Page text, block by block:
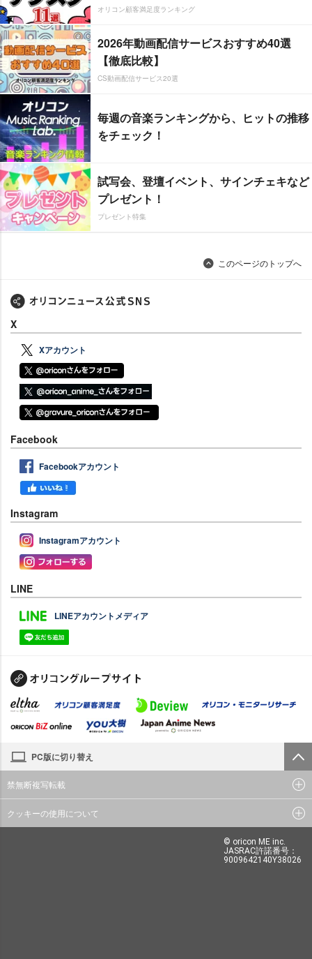
オリコン顧客満足度ランキング
2026年動画配信サービスおすすめ40選
【徹底比較】
CS動画配信サービス20選
毎週の音楽ランキングから、ヒットの推移
をチェック！
試写会、登壇イベント、サインチェキなど
プレゼント！
プレゼント特集
このページのトップへ
X
Xアカウント
Facebook
Facebookアカウント
Instagram
Instagramアカウント
LINE
LINEアカウントメディア
PC版に切り替え
禁無断複写転載
クッキーの使用について
© oricon ME inc.
JASRAC許諾番号：
9009642140Y38026